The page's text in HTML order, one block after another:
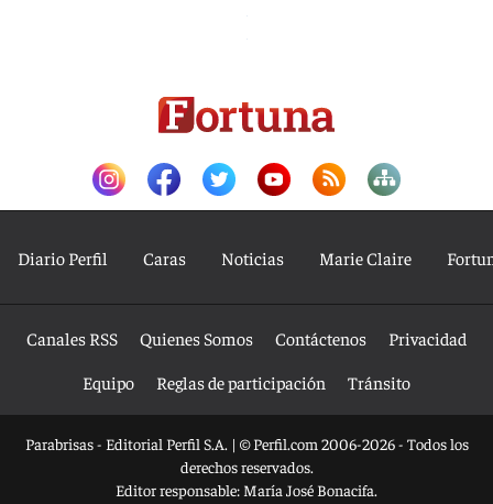
Diario Perfil Caras Noticias Marie Claire
Canales RSS Quienes Somos Contáctenos
Privacidad
Equipo
Reglas de participación Tránsito
Parabrisas - Editorial Perfil S.A. | © Perfil.com 2006-2026 - Todos los
derechos reservados.
Editor responsable: María José Bonacifa.